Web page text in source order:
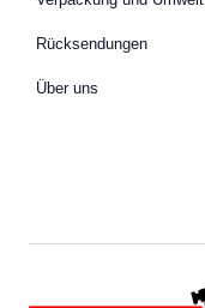
Rücksendungen
Über uns